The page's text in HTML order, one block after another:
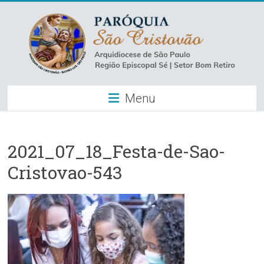
content
Paróquia
São
–
Luz
Arquidiocese
de
São
Paulo
Menu
2021_07_18_Festa-de-Sao-
Cristovao-543